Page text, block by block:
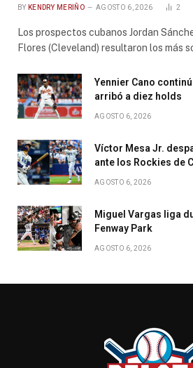
BY KENDRY MERIÑO AGOSTO 6, 2026 2
Los prospectos cubanos Jordan
Flores (Cleveland) resultaron los más
Yennier Cano
arribó a diez holds
AGOSTO 6, 2026
Víctor Mesa Jr.
ante los Rockies de
AGOSTO 6, 2026
Miguel Vargas liga
Fenway Park
AGOSTO 6, 2026